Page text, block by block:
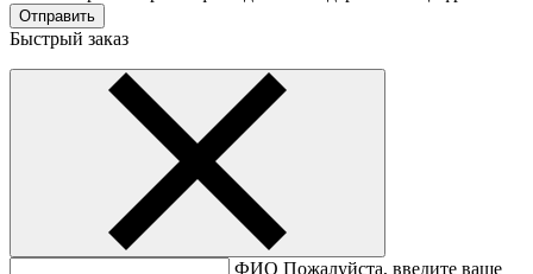
Быстрый заказ
ФИО Пожалуйста, введите ваше